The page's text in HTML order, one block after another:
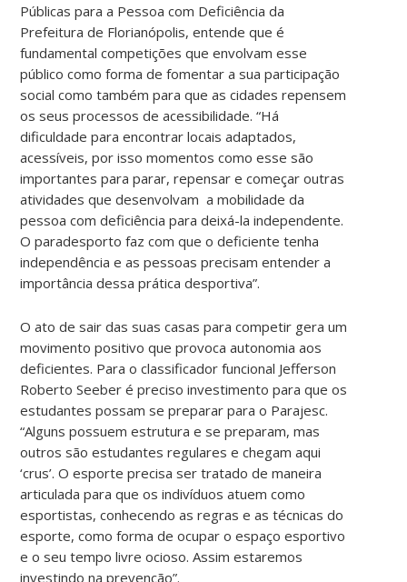
Públicas para a Pessoa com Deficiência da
Prefeitura de Florianópolis, entende que é
fundamental competições que envolvam esse
público como forma de fomentar a sua participação
social como também para que as cidades repensem
os seus processos de acessibilidade. “Há
dificuldade para encontrar locais adaptados,
acessíveis, por isso momentos como esse são
importantes para parar, repensar e começar outras
atividades que desenvolvam a mobilidade da
pessoa com deficiência para deixá-la independente.
O paradesporto faz com que o deficiente tenha
independência e as pessoas precisam entender a
importância dessa prática desportiva”.
O ato de sair das suas casas para competir gera um
movimento positivo que provoca autonomia aos
deficientes. Para o classificador funcional Jefferson
Roberto Seeber é preciso investimento para que os
estudantes possam se preparar para o Parajesc.
“Alguns possuem estrutura e se preparam, mas
outros são estudantes regulares e chegam aqui
‘crus’. O esporte precisa ser tratado de maneira
articulada para que os indivíduos atuem como
esportistas, conhecendo as regras e as técnicas do
esporte, como forma de ocupar o espaço esportivo
e o seu tempo livre ocioso. Assim estaremos
investindo na prevenção”.